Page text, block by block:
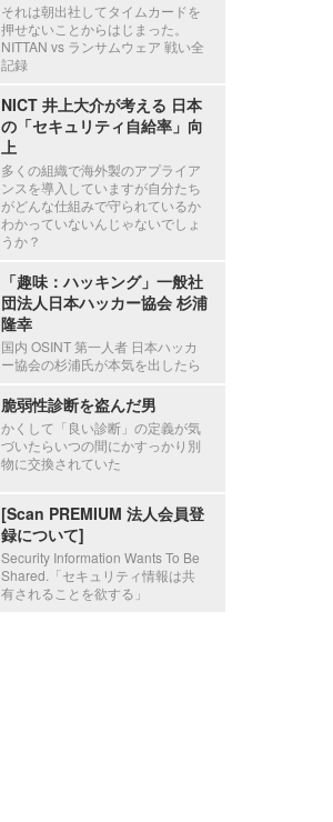
それは朝出社してタイムカードを
押せないことからはじまった。
NITTAN vs ランサムウェア 戦い全
記録
NICT 井上大介が考える 日本
の「セキュリティ自給率」向
上
多くの組織で海外製のアプライア
ンスを導入していますが自分たち
がどんな仕組みで守られているか
わかっていないんじゃないでしょ
うか？
「趣味：ハッキング」一般社
団法人日本ハッカー協会 杉浦
隆幸
国内 OSINT 第一人者 日本ハッカ
ー協会の杉浦氏が本気を出したら
脆弱性診断を盗んだ男
かくして「良い診断」の定義が気
づいたらいつの間にかすっかり別
物に交換されていた
[Scan PREMIUM 法人会員登
録について]
Security Information Wants To Be
Shared.「セキュリティ情報は共
有されることを欲する」